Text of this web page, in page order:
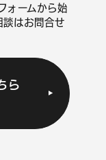
ォームから始
談はお問合せ
ら